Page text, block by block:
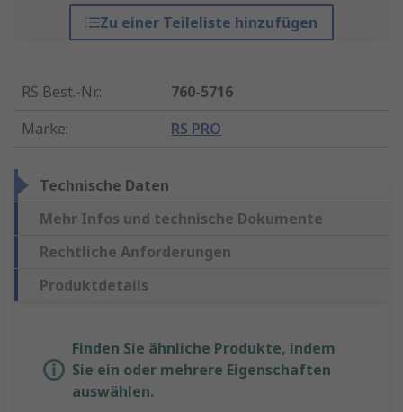
Zu einer Teileliste hinzufügen
RS Best.-Nr.:
760-5716
Marke: RS PRO
Technische Daten
Mehr Infos und technische Dokumente
Rechtliche Anforderungen
Produktdetails
Finden Sie ähnliche Produkte, indem
Sie ein oder mehrere Eigenschaften
auswählen.